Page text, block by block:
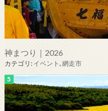
神まつり｜2026
カテゴリ:イベント,網走市